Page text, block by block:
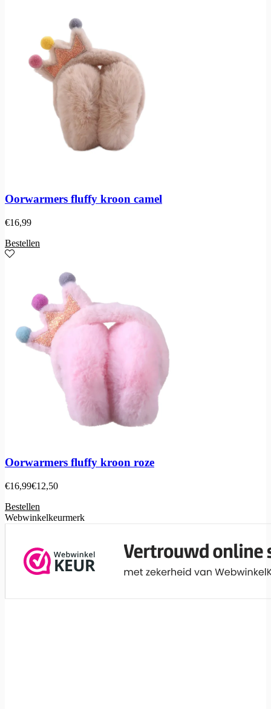
Oorwarmers fluffy kroon camel
€16,99
Bestellen
Oorwarmers fluffy kroon roze
€16,99€12,50
Bestellen
Webwinkelkeurmerk